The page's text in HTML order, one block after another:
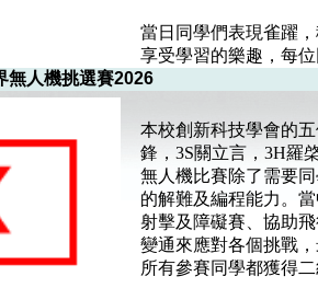
當日同學們表現雀躍
享受學習的樂趣，每
無人機挑選賽2026
本校創新科技學會的
鋒，3S關立言，3H羅
無人機比賽除了需要
的解難及編程能力。
射擊及障礙賽、協助
變通來應對各個挑戰
所有參賽同學都獲得